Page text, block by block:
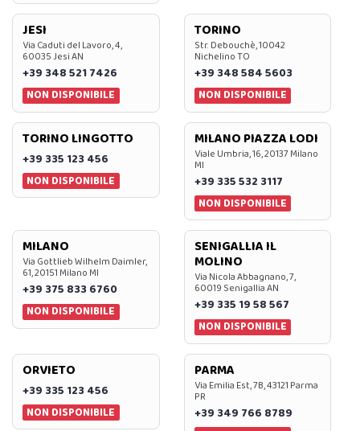
JESI
Via Caduti del Lavoro, 4,
60035 Jesi AN
+39 348 521 7426
NON DISPONIBILE
TORINO
Str. Debouchè, 10042
Nichelino TO
+39 348 584 5603
NON DISPONIBILE
TORINO LINGOTTO
+39 335 123 456
NON DISPONIBILE
MILANO PIAZZA LODI
Viale Umbria, 16, 20137 Milano
MI
+39 335 532 3117
NON DISPONIBILE
MILANO
Via Gottlieb Wilhelm Daimler,
61, 20151 Milano MI
+39 375 833 6760
NON DISPONIBILE
SENIGALLIA IL
MOLINO
Via Nicola Abbagnano, 7,
60019 Senigallia AN
+39 335 19 58 567
NON DISPONIBILE
ORVIETO
+39 335 123 456
NON DISPONIBILE
PARMA
Via Emilia Est, 7B, 43121 Parma
PR
+39 349 766 8789